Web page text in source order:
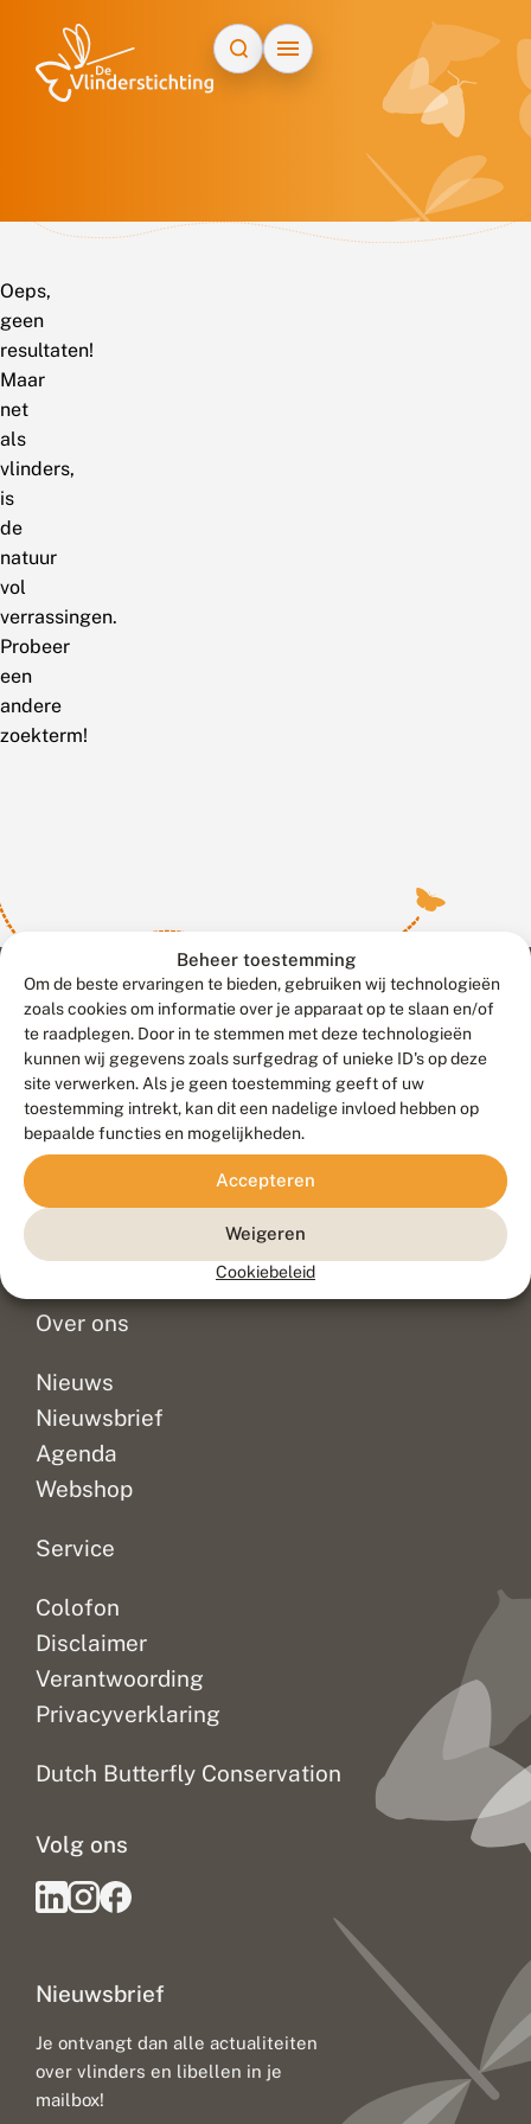
Beheer toestemming
Om de beste ervaringen te bieden, gebruiken wij technologieën
zoals cookies om informatie over je apparaat op te slaan en/of
te raadplegen. Door in te stemmen met deze technologieën
kunnen wij gegevens zoals surfgedrag of unieke ID's op deze
site verwerken. Als je geen toestemming geeft of uw
toestemming intrekt, kan dit een nadelige invloed hebben op
bepaalde functies en mogelijkheden.
Accepteren
Weigeren
Cookiebeleid
Oeps,
geen
resultaten!
Maar
net
als
vlinders,
is
de
natuur
vol
verrassingen.
Probeer
een
andere
zoekterm!
Contact
Veelgestelde vragen
Doneer
Over ons
Nieuws
Nieuwsbrief
Agenda
Webshop
Service
Colofon
Disclaimer
Verantwoording
Privacyverklaring
Dutch Butterfly Conservation
Nieuwsbrief
Je ontvangt dan alle actualiteiten
over vlinders en libellen in je
mailbox!
Volg ons
Meld waarnemingen© 2026 Vlinderstichting
Duurzaam ontwikkeld door
Go2People
, ontworpen door
Blue Field Agency
Privacy
Disclaimer
Sitemap